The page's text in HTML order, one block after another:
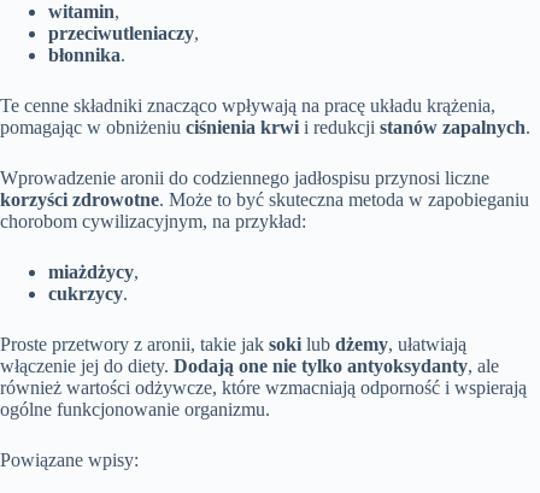
witamin,
przeciwutleniaczy,
błonnika.
Te cenne składniki znacząco wpływają na pracę układu krążenia,
pomagając w obniżeniu ciśnienia krwi i redukcji stanów zapalnych.
Wprowadzenie aronii do codziennego jadłospisu przynosi liczne
korzyści zdrowotne. Może to być skuteczna metoda w zapobieganiu
chorobom cywilizacyjnym, na przykład:
miażdżycy,
cukrzycy.
Proste przetwory z aronii, takie jak soki lub dżemy, ułatwiają
włączenie jej do diety. Dodają one nie tylko antyoksydanty, ale
również wartości odżywcze, które wzmacniają odporność i wspierają
ogólne funkcjonowanie organizmu.
Powiązane wpisy: